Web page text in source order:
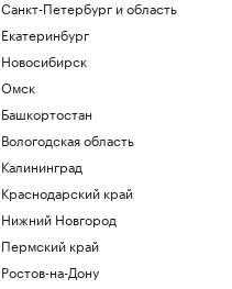
Санкт-Петербург и область
Екатеринбург
Новосибирск
Омск
Башкортостан
Вологодская область
Калининград
Краснодарский край
Нижний Новгород
Пермский край
Ростов-на-Дону